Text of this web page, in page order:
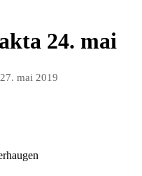
24. mai
27. mai 2019